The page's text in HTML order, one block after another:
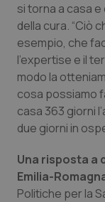
si torna a casa
della cura. “Ciò
esempio, che
l’expertise e il
modo la
cosa possiamo
casa 363 giorni
due giorni in
Una risposta a
Emilia-
Politiche per la
I cookie
sito web
protette
Nome